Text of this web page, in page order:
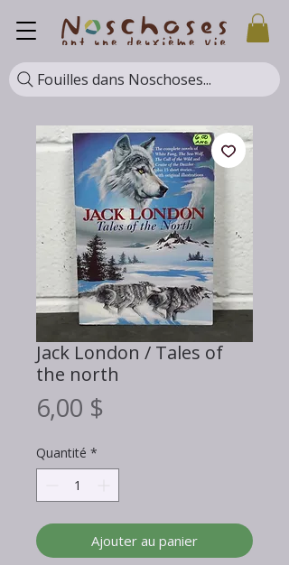
Fouilles dans Noschoses...
Jack London / Tales of
the north
6,00 $
Quantité *
Ajouter au panier